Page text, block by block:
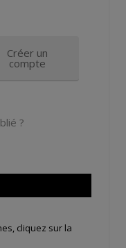
Créer un
compte
?
cliquez sur la